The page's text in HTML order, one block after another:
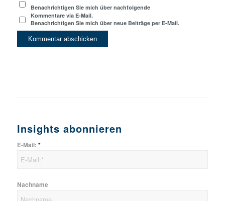
Benachrichtigen Sie mich über nachfolgende
Kommentare via E-Mail.
Benachrichtigen Sie mich über neue Beiträge per E-Mail.
Insights abonnieren
E-Mail:*
Nachname